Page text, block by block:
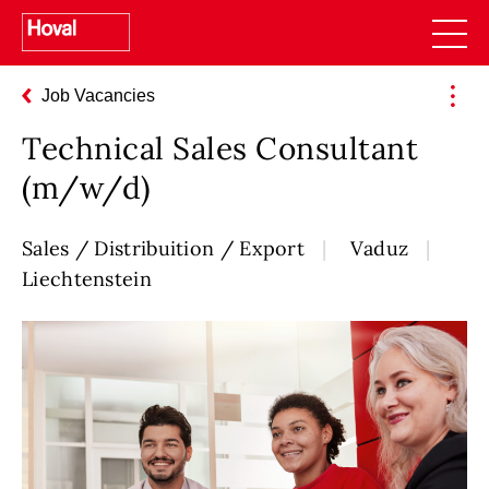
Job Vacancies
Technical Sales Consultant
(m/w/d)
Sales / Distribuition / Export
Vaduz
Liechtenstein